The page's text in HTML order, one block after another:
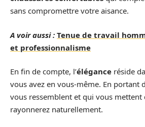
sans compromettre votre aisance.
A voir aussi : Tenue de travail
et professionnalisme
En fin de compte, l’élégance réside
vous avez en vous-même. En portant
vous ressemblent et qui vous mettent
rayonnerez naturellement.